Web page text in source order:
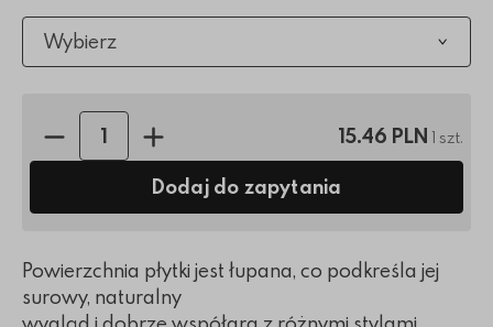
Wybierz
Ilość sztuk: 15.46 PLN 1 szt.
Dodaj do zapytania
Powierzchnia płytki jest łupana, co podkreśla jej
surowy, naturalny